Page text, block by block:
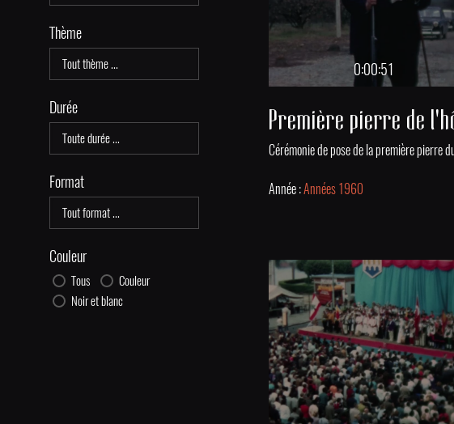
Thème
Durée
Format
Couleur
Tous
Couleur
Noir et blanc
0:00:51
Année :Années 1960